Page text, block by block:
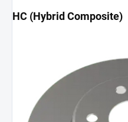
HC (Hybrid Composite)